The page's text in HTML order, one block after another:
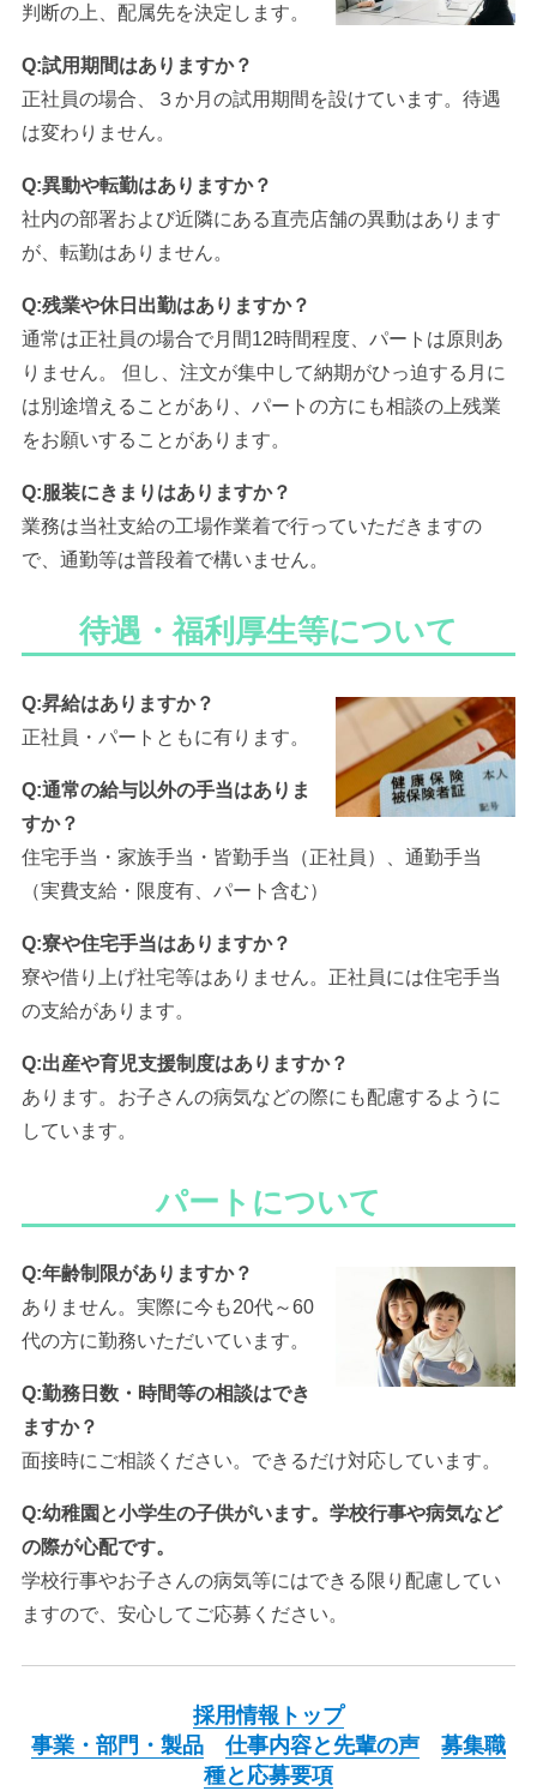
判断の上、配属先を決定します。
Q:試用期間はありますか？
正社員の場合、３か月の試用期間を設けています。待遇
は変わりません。
Q:異動や転勤はありますか？
社内の部署および近隣にある直売店舗の異動はあります
が、転勤はありません。
Q:残業や休日出勤はありますか？
通常は正社員の場合で月間12時間程度、パートは原則あ
りません。 但し、注文が集中して納期がひっ迫する月に
は別途増えることがあり、パートの方にも相談の上残業
をお願いすることがあります。
Q:服装にきまりはありますか？
業務は当社支給の工場作業着で行っていただきますの
で、通勤等は普段着で構いません。
待遇・福利厚生等について
Q:昇給はありますか？
正社員・パートともに有ります。
Q:通常の給与以外の手当はありま
すか？
住宅手当・家族手当・皆勤手当（正社員）、通勤手当
（実費支給・限度有、パート含む）
Q:寮や住宅手当はありますか？
寮や借り上げ社宅等はありません。正社員には住宅手当
の支給があります。
Q:出産や育児支援制度はありますか？
あります。お子さんの病気などの際にも配慮するように
しています。
パートについて
Q:年齢制限がありますか？
ありません。実際に今も20代～60
代の方に勤務いただいています。
Q:勤務日数・時間等の相談はでき
ますか？
面接時にご相談ください。できるだけ対応しています。
Q:幼稚園と小学生の子供がいます。学校行事や病気など
の際が心配です。
学校行事やお子さんの病気等にはできる限り配慮してい
ますので、安心してご応募ください。
採用情報トップ
事業・部門・製品
仕事内容と先輩の声
募集職
種と応募要項